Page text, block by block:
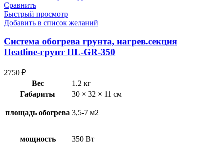
Сравнить
Быстрый просмотр
Добавить в список желаний
Система обогрева грунта, нагрев.секция
Heatline-грунт HL-GR-350
2750 ₽
Вес
1.2 кг
Габариты
30 × 32 × 11 см
площадь обогрева 3,5-7 м2
мощность 350 Вт